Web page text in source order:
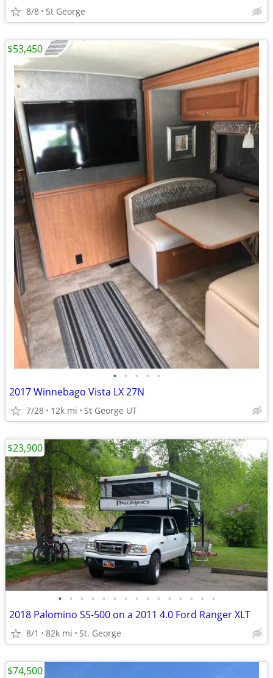
8/8 St George
• • • • •
2017 Winnebago Vista LX 27N
7/28 12k mi St George UT
$53,450
• • • • • • • • • • • • • • •
2018 Palomino SS-500 on a 2011 4.0 Ford Ranger XLT
8/1 82k mi St. George
$23,900
$74,500